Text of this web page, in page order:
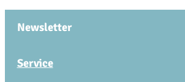
Newsletter
Service